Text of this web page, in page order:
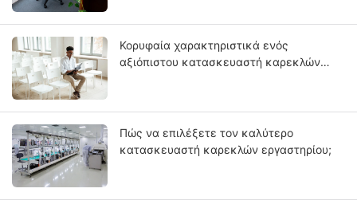
Κορυφαία χαρακτηριστικά ενός
αξιόπιστου κατασκευαστή καρεκλών
Πώς να επιλέξετε τον καλύτερο
κατασκευαστή καρεκλών εργαστηρίου;